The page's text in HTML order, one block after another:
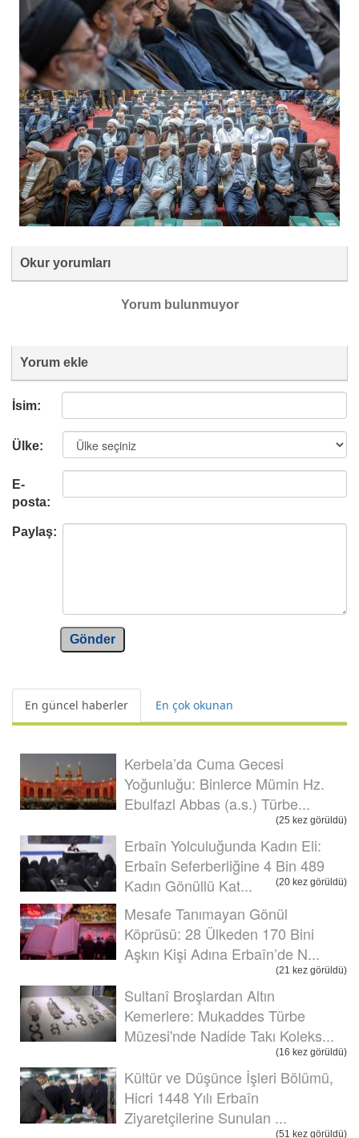
Okur yorumları
Yorum bulunmuyor
Yorum ekle
İsim:
Ülke:
E-
posta:
Paylaş:
Gönder
En güncel haberler En çok okunan
Kerbela’da Cuma Gecesi
Yoğunluğu: Binlerce Mümin Hz.
Ebulfazl Abbas (a.s.) Türbe...
(25 kez görüldü)
Erbaîn Yolculuğunda Kadın Eli:
Erbaîn Seferberliğine 4 Bin 489
Kadın Gönüllü Kat...
(20 kez görüldü)
Mesafe Tanımayan Gönül
Köprüsü: 28 Ülkeden 170 Bini
Aşkın Kişi Adına Erbaîn’de N...
(21 kez görüldü)
Sultanî Broşlardan Altın
Kemerlere: Mukaddes Türbe
Müzesi'nde Nadide Takı Koleks...
(16 kez görüldü)
Kültür ve Düşünce İşleri Bölümü,
Hicri 1448 Yılı Erbaîn
Ziyaretçilerine Sunulan ...
(51 kez görüldü)